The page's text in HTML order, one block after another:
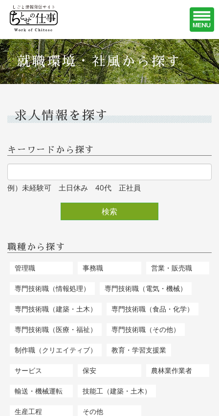
就職環境・社風から探す
求人情報を探す
キーワードから探す
例）未経験可 土日休み 40代 正社員
検索
職種から探す
管理職 事務職 営業・販売職
専門技術職（情報処理） 専門技術職（電気・機械）
専門技術職（建築・土木） 専門技術職（食品・化学）
専門技術職（医療・福祉） 専門技術職（その他）
制作職（クリエイティブ） 教育・学習支援業
サービス 保安 農林業作業者
輸送・機械運転 技能工（建築・土木）
生産工程 その他